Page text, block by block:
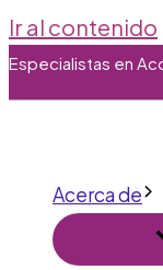
Ir al contenido
Especialistas en
Acerca de